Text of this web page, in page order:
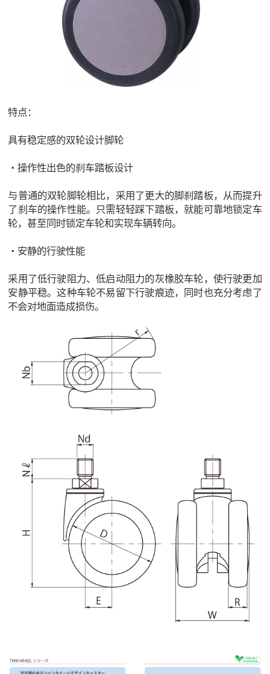
特点：
具有稳定感的双轮设计脚轮
・操作性出色的刹车踏板设计
与普通的双轮脚轮相比，采用了更大的脚刹踏板，从而提升
了刹车的操作性能。只需轻轻踩下踏板，就能可靠地锁定车
轮，甚至同时锁定车轮和实现车辆转向。
・安静的行驶性能
采用了低行驶阻力、低启动阻力的灰橡胶车轮，使行驶更加
安静平稳。这种车轮不易留下行驶痕迹，同时也充分考虑了
不会对地面造成损伤。